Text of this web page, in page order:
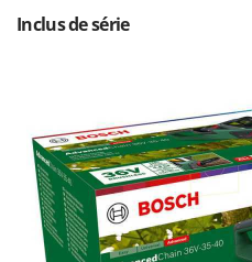
Resto Italia
River Systems
Robomow
Rossofuoco
Rover Pompe
Inclus de série